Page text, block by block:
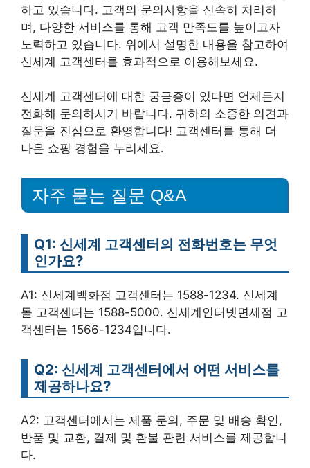
하고 있습니다. 고객의 문의사항을 신속히 처리하
며, 다양한 서비스를 통해 고객 만족도를 높이고자
노력하고 있습니다. 위에서 설명한 내용을 참고하여
신세계 고객센터를 효과적으로 이용해보세요.
신세계 고객센터에 대한 궁금증이 있다면 언제든지
전화해 문의하시기 바랍니다. 귀하의 소중한 의견과
질문을 진심으로 환영합니다! 고객센터를 통해 더
나은 쇼핑 경험을 누리세요.
자주 묻는 질문 Q&A
Q1: 신세계 고객센터의 전화번호는 무엇
인가요?
A1: 신세계백화점 고객센터는 1588-1234. 신세계
몰 고객센터는 1588-5000. 신세계인터넷면세점 고
객센터는 1566-1234입니다.
Q2: 신세계 고객센터에서 어떤 서비스를
제공하나요?
A2: 고객센터에서는 제품 문의, 주문 및 배송 확인,
반품 및 교환, 결제 및 환불 관련 서비스를 제공합니
다.